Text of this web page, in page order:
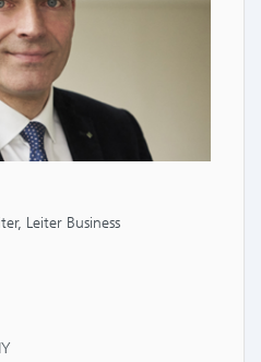
Leiter Business